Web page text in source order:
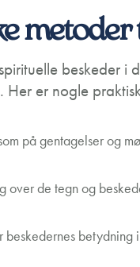
beskeder
Her er nogle
på gentagelser og
over de tegn og
beskedernes